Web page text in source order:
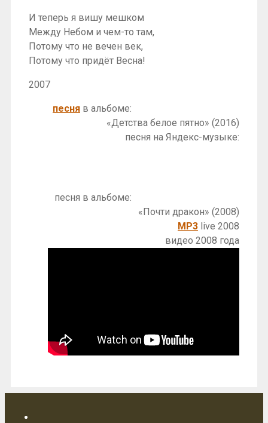
И теперь я вишу мешком
Между Небом и чем-то там,
Потому что не вечен век,
Потому что придёт Весна!
2007
песня в альбоме:
«Детства белое пятно» (2016)
песня на Яндекс-музыке:
песня в альбоме:
«Почти дракон» (2008)
MP3 live 2008
видео 2008 года